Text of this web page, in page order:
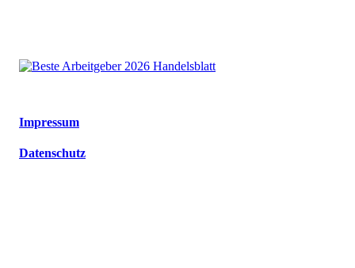
Impressum
Datenschutz